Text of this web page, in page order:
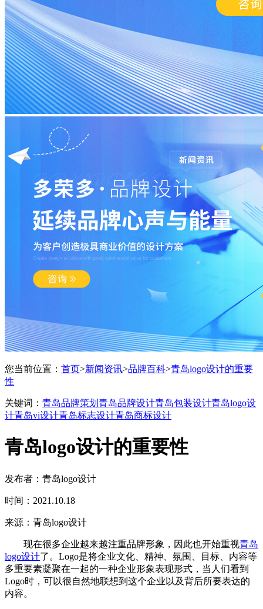
您当前位置： 首页>新闻资讯>品牌百科>青岛logo设计的重要
性
关键词： 青岛品牌策划 青岛品牌设计青岛包装设计青岛logo设
计青岛vi设计青岛标志设计青岛商标设计
青岛logo设计的重要性
发布者：青岛logo设计
时间：2021.10.18
来源：青岛logo设计
现在很多企业越来越注重品牌形象，因此也开始重视青岛
logo设计了。Logo是将企业文化、精神、氛围、目标、内容等
多重要素凝聚在一起的一种企业形象表现形式，当人们看到
Logo时，可以很自然地联想到这个企业以及背后所要表达的
内容。